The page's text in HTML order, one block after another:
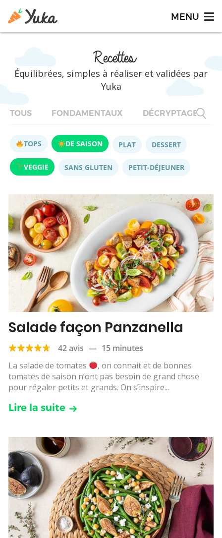
Recettes
Équilibrées, simples à réaliser et validées par
Yuka
TOUS FONDAMENTAUX DÉCRYPTAGES
TOPS DE SAISON PLAT DESSERT
VEGGIE SANS GLUTEN PETIT-DÉJEUNER
Salade façon Panzanella
42 avis — 15 minutes
La salade de tomates
, on connait et de bonnes
tomates de saison n’ont pas besoin de grand chose
pour régaler petits et grands. On s’inspire...
Lire la suite